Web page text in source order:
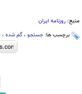
منبع: روزنامه ایران
برچسب ها: جستجو ، گم شده ،